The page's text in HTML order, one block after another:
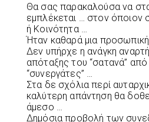
Θα σας παρακαλούσα να
εμπλέκεται … στον όποιον
ή Κοινότητα …
Ήταν καθαρά μια προσωπική
Δεν υπήρχε η ανάγκη
απόταξης του “σατανά” από
“συνεργάτες” …
Στα δε σχόλια περί
καλύτερη απάντηση θα
άμεσο …
Δημόσια προβολή των